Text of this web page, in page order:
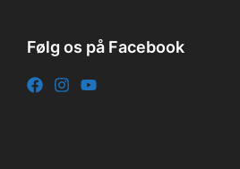
Følg os på Facebook